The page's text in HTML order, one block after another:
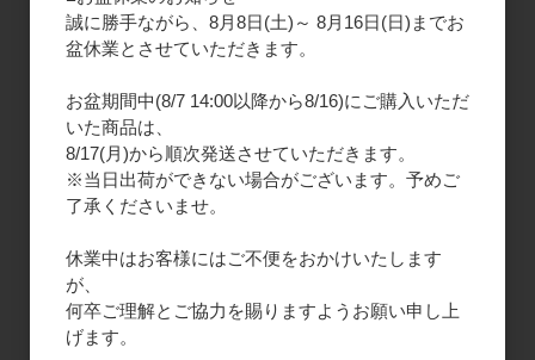
（振込先）
銀行支店名：GMOあおぞらネット銀行 法人第二営業部
口座番号：普通 1659680
2. ご請求書払い
法人様限定となりますので、新規会員登録をお願いいたします。
商品と一緒にご請求書を同封いたします。末日締め、翌月末払い
となります。
3. クレジットカード
法人/個人/個人事業主様を対象とした支払い方法です。VISA /
Mastercard / JCB / American Express / Diners Club がご利用いた
だけます。
誠に勝手ながら、8月8日(土)～ 8月16日(日)までお
盆休業とさせていただきます。
お盆期間中(8/7 14:00以降から8/16)にご購入いただ
いた商品は、
8/17(月)から順次発送させていただきます。
※当日出荷ができない場合がございます。予めご
了承くださいませ。
休業中はお客様にはご不便をおかけいたします
が、
何卒ご理解とご協力を賜りますようお願い申し上
げます。